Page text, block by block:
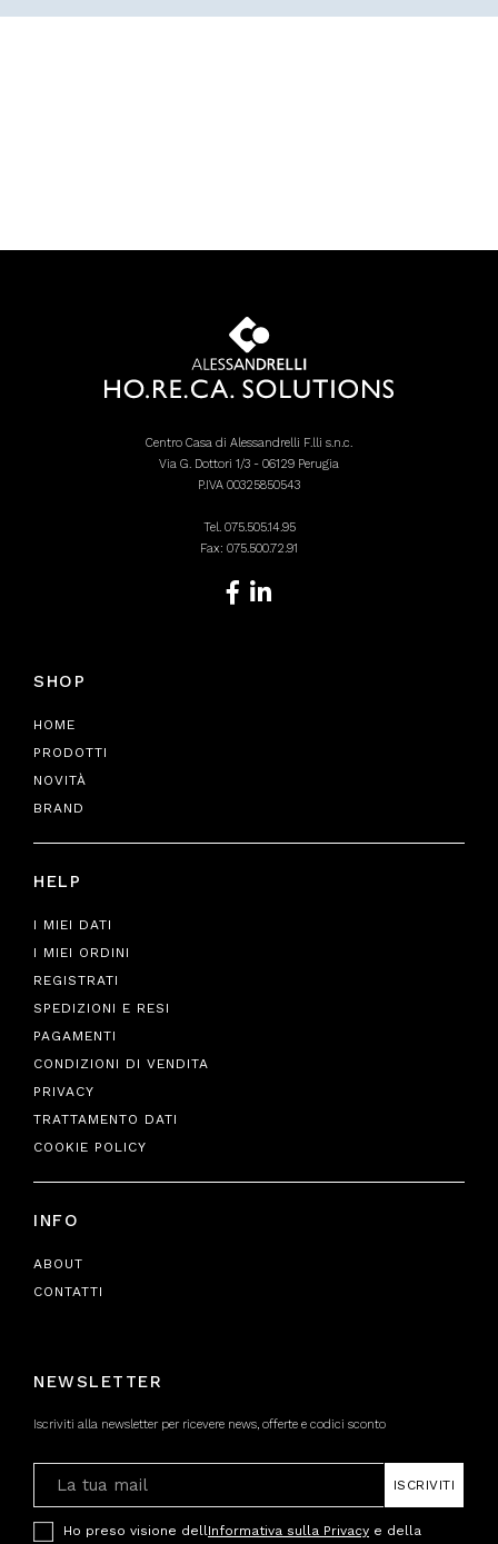
Centro Casa di Alessandrelli F.lli s.n.c.
Via G. Dottori 1/3 - 06129 Perugia
P.IVA 00325850543
Tel. 075.505.14.95
Fax: 075.500.72.91
SHOP
HOME
PRODOTTI
NOVITÀ
BRAND
HELP
I MIEI DATI
I MIEI ORDINI
REGISTRATI
SPEDIZIONI E RESI
PAGAMENTI
CONDIZIONI DI VENDITA
PRIVACY
TRATTAMENTO DATI
COOKIE POLICY
INFO
ABOUT
CONTATTI
NEWSLETTER
Iscriviti alla newsletter per ricevere news, offerte e codici sconto
ISCRIVITI
Ho preso visione dell Informativa sulla Privacy e della